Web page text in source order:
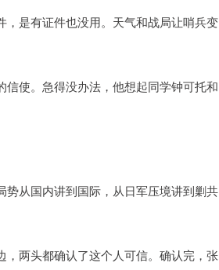
是有证件也没用。天气和战局让哨兵变
使。急得没办法，他想起同学钟可托和
从国内讲到国际，从日军压境讲到剿共
两头都确认了这个人可信。确认完，张